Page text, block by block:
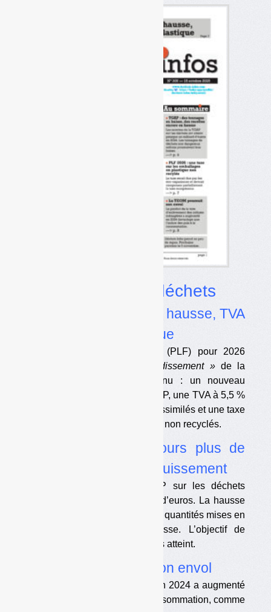
Fiscalité déchets
PLF 2026 : TGAP en hausse, TVA
réduite et taxe plastique
Le projet de loi de finances (PLF) pour 2026
« verdissement »de la
gestion des déchets. Au menu : un nouveau
calendrier de hausse de la TGAP, une TVA à 5,5 %
pour les déchets ménagers et assimilés et une taxe
sur les emballages en plastique non recyclés.
TGAP 2024 : toujours plus de
recettes, moins d’enfouissement
Les recettes totales de TGAP sur les déchets
atteignent presque un milliard d’euros. La hausse
des recettes ralentit un peu. Les quantités mises en
décharge continuent leur baisse. L’objectif de
réduction pour 2025 ne sera pas atteint.
La TEOM poursuit son envol
Le produit de la TEOM perçu en 2024 a augmenté
davantage que les prix à la consommation, comme